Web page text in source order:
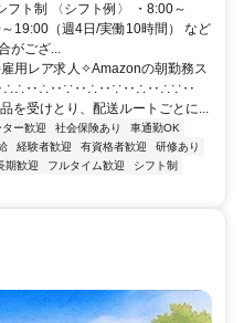
フト制 〈シフト例〉 ・8:00～
19:00（週4日/実働10時間） など
がござ...
用レア求人✧Amazonの朝勤務ス
受けとり、配送ルートごとに...
ター歓迎 社会保険あり
車通勤OK
経験者歓迎 有資格者歓迎
研修あり
期歓迎 フルタイム歓迎
シフト制